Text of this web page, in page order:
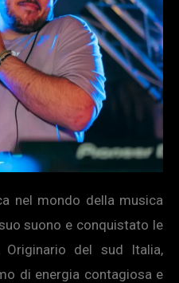
nel mondo della musica
suono e conquistato le
del sud Italia,
di energia contagiosa e